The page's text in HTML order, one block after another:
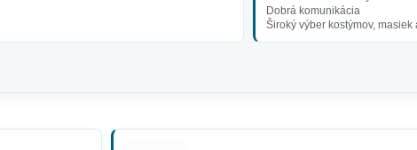
Dobrá komunikácia
Široký výber kostýmov, masiek